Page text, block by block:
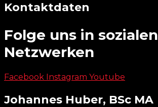
Kontaktdaten
Folge uns in sozialen
Netzwerken
Facebook Instagram Youtube
Johannes Huber, BSc MA